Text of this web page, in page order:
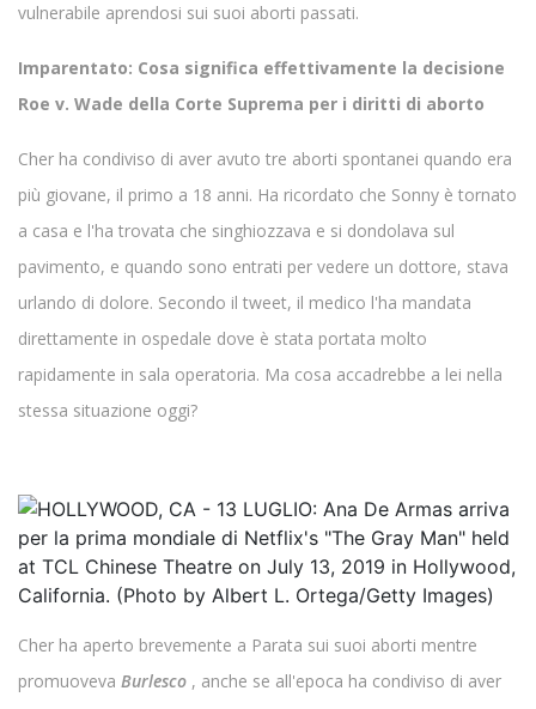
vulnerabile aprendosi sui suoi aborti passati.
Imparentato: Cosa significa effettivamente la decisione
Roe v. Wade della Corte Suprema per i diritti di aborto
Cher ha condiviso di aver avuto tre aborti spontanei quando era
più giovane, il primo a 18 anni. Ha ricordato che Sonny è tornato
a casa e l'ha trovata che singhiozzava e si dondolava sul
pavimento, e quando sono entrati per vedere un dottore, stava
urlando di dolore. Secondo il tweet, il medico l'ha mandata
direttamente in ospedale dove è stata portata molto
rapidamente in sala operatoria. Ma cosa accadrebbe a lei nella
stessa situazione oggi?
Cher ha aperto brevemente a Parata sui suoi aborti mentre
promuoveva Burlesco , anche se all'epoca ha condiviso di aver